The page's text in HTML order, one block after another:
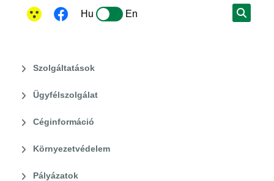
Hu En
Szolgáltatások
Ügyfélszolgálat
Céginformáció
Környezetvédelem
Pályázatok